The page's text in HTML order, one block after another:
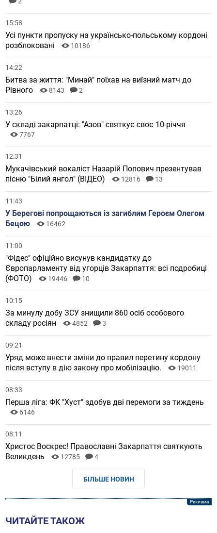
НОВИНИ ЗАКАРПАТТЯ
18:49
Українці зможуть оформити субсидію в один клік через
телефон
17207
17:22
Дівчата з "Минаю" розгромили "Янтарочку"
11385
2
15:58
Усі пункти пропуску на українсько-польському кордоні
розблоковані
10186
14:22
Битва за життя: "Минай" поїхав на виїзний матч до
Рівного
8143
13:26
У складі закарпатці: "Азов" святкує своє 10-річчя
7767
12:31
Мукачівський вокаліст Назарій Попович презентував
пісню "Білий янгол" (ВІДЕО)
12816 13
11:43
У Берегові попрощаються із загиблим Героєм Олегом
Бецою
16462
11:00
"Фідес" офіційно висунув кандидатку до
Європарламенту від угорців Закарпаття: всі подробиці
(ФОТО)
10:15
За минулу добу ЗСУ знищили 860 осіб особового
складу росіян
4852
19011
08:33